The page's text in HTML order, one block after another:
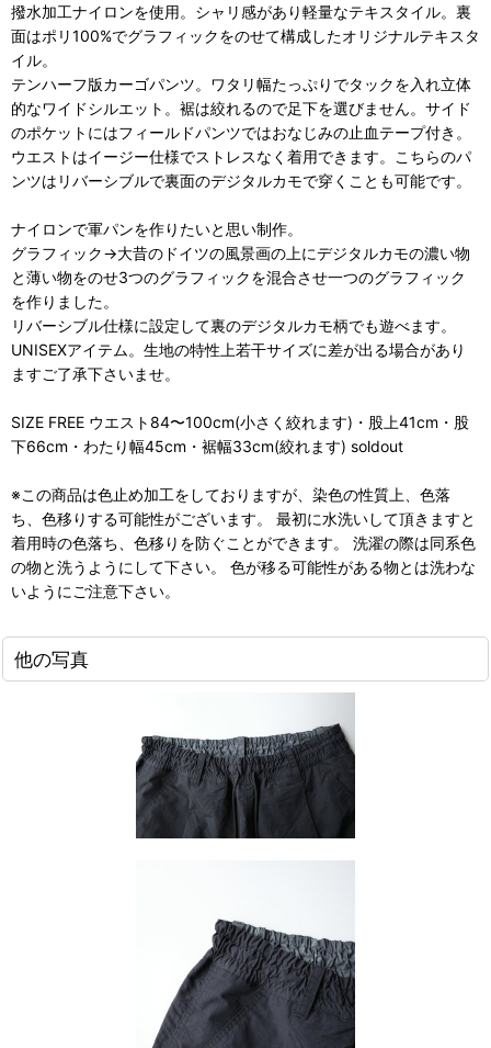
撥水加工ナイロンを使用。シャリ感があり軽量なテキスタイル。裏
面はポリ100%でグラフィックをのせて構成したオリジナルテキスタ
イル。
テンハーフ版カーゴパンツ。ワタリ幅たっぷりでタックを入れ立体
的なワイドシルエット。裾は絞れるので足下を選びません。サイド
のポケットにはフィールドパンツではおなじみの止血テープ付き。
ウエストはイージー仕様でストレスなく着用できます。こちらのパ
ンツはリバーシブルで裏面のデジタルカモで穿くことも可能です。
ナイロンで軍パンを作りたいと思い制作。
グラフィック→大昔のドイツの風景画の上にデジタルカモの濃い物
と薄い物をのせ3つのグラフィックを混合させ一つのグラフィック
を作りました。
リバーシブル仕様に設定して裏のデジタルカモ柄でも遊べます。
UNISEXアイテム。生地の特性上若干サイズに差が出る場合があり
ますご了承下さいませ。
SIZE FREE ウエスト84〜100cm(小さく絞れます)・股上41cm・股
下66cm・わたり幅45cm・裾幅33cm(絞れます) soldout
※この商品は色止め加工をしておりますが、染色の性質上、色落
ち、色移りする可能性がございます。 最初に水洗いして頂きますと
着用時の色落ち、色移りを防ぐことができます。 洗濯の際は同系色
の物と洗うようにして下さい。 色が移る可能性がある物とは洗わな
いようにご注意下さい。
他の写真